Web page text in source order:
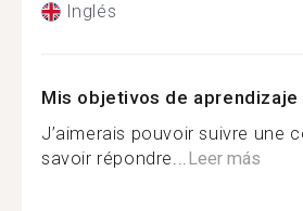
Inglés
Mis objetivos de aprendizaje
J’aimerais pouvoir suivre une
savoir répondre...Leer más